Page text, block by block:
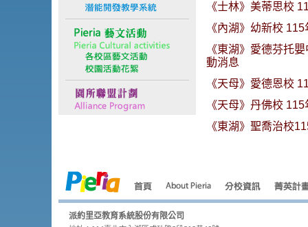
《士林》美蒂思校
《內湖》幼新校
《東湖》愛德芬托
動消息
《天母》愛德恩校
《天母》丹佛校
《東湖》聖喬治校
派約里亞教育系統股份有限公司